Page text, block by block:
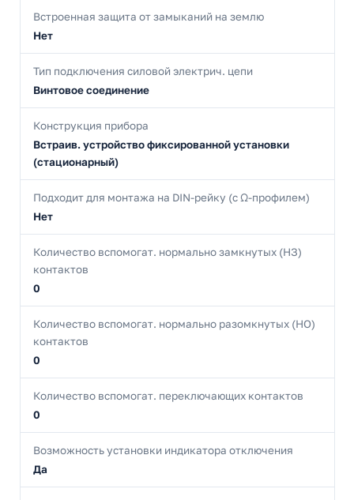
Встроенная защита от замыканий на землю
Нет
Тип подключения силовой электрич. цепи
Винтовое соединение
Конструкция прибора
Встраив. устройство фиксированной установки
(стационарный)
Подходит для монтажа на DIN-рейку (с Ω-профилем)
Нет
Количество вспомогат. нормально замкнутых (НЗ)
контактов
0
Количество вспомогат. нормально разомкнутых (НО)
контактов
0
Количество вспомогат. переключающих контактов
0
Возможность установки индикатора отключения
Да